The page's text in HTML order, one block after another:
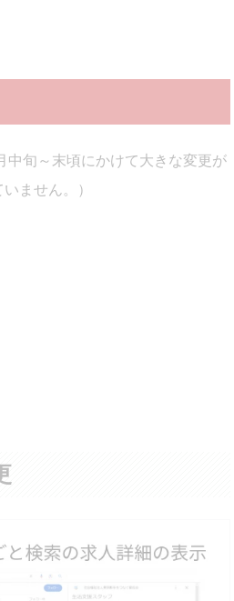
中旬～末頃にかけて大きな変更が
ません。）